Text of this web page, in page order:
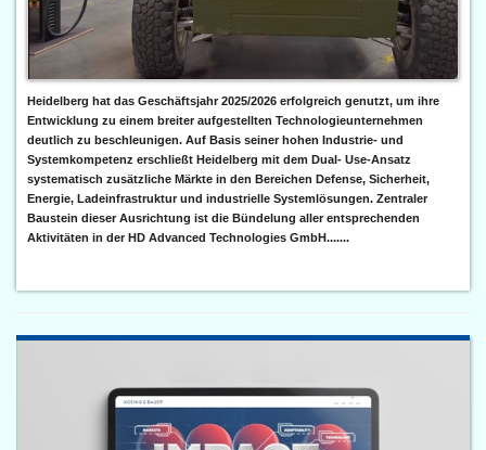
Heidelberg hat das Geschäftsjahr 2025/2026 erfolgreich genutzt, um ihre
Entwicklung zu einem breiter aufgestellten Technologieunternehmen
deutlich zu beschleunigen. Auf Basis seiner hohen Industrie- und
Systemkompetenz erschließt Heidelberg mit dem Dual- Use-Ansatz
systematisch zusätzliche Märkte in den Bereichen Defense, Sicherheit,
Energie, Ladeinfrastruktur und industrielle Systemlösungen. Zentraler
Baustein dieser Ausrichtung ist die Bündelung aller entsprechenden
Aktivitäten in der HD Advanced Technologies GmbH.......